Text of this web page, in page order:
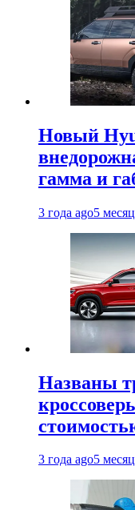
Новый
гамма и
3 года ago5
Названы
3 года ago5